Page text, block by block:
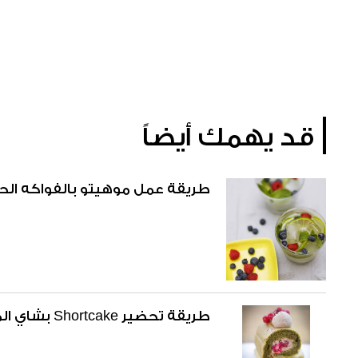
قد يهمك أيضاً
طريقة عمل موهيتو بالفواكه
طريقة تحضير Shortcake بشاي الماتشا والكريمة